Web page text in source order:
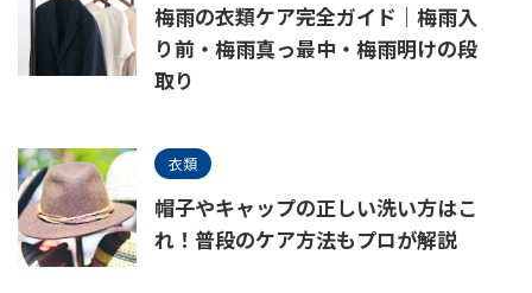
梅雨の衣類ケア完全ガイド｜梅雨入
り前・梅雨真っ最中・梅雨明けの段
取り
衣類
帽子やキャップの正しい洗い方はこ
れ！普段のケア方法もプロが解説